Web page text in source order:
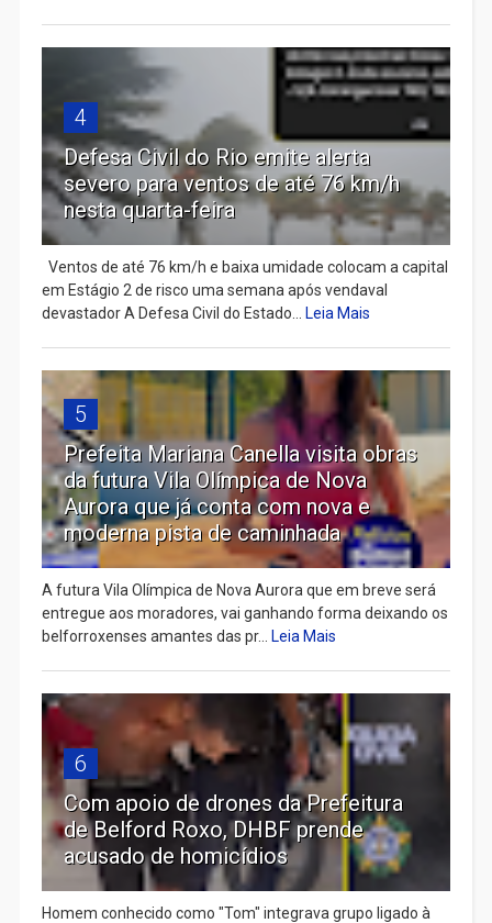
4
Defesa Civil do Rio emite alerta
severo para ventos de até 76 km/h
nesta quarta-feira
Ventos de até 76 km/h e baixa umidade colocam a capital
em Estágio 2 de risco uma semana após vendaval
devastador A Defesa Civil do Estado...
Leia Mais
5
Prefeita Mariana Canella visita obras
da futura Vila Olímpica de Nova
Aurora que já conta com nova e
moderna pista de caminhada
A futura Vila Olímpica de Nova Aurora que em breve será
entregue aos moradores, vai ganhando forma deixando os
belforroxenses amantes das pr...
Leia Mais
6
Com apoio de drones da Prefeitura
de Belford Roxo, DHBF prende
acusado de homicídios
Homem conhecido como "Tom" integrava grupo ligado à